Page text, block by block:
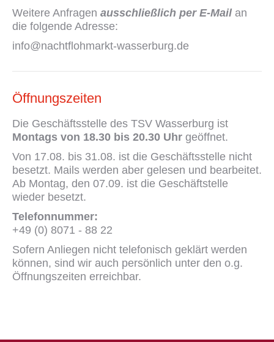
Weitere Anfragen ausschließlich per E-Mailan
die folgende Adresse:
info@nachtflohmarkt-wasserburg.de
Öffnungszeiten
Die Geschäftsstelle des TSV Wasserburg ist
Montags von 18.30 bis 20.30 Uhr geöffnet.
Von 17.08. bis 31.08. ist die Geschäftsstelle nicht
besetzt. Mails werden aber gelesen und bearbeitet.
Ab Montag, den 07.09. ist die Geschäftstelle
wieder besetzt.
Telefonnummer:
+49 (0) 8071 - 88 22
Sofern Anliegen nicht telefonisch geklärt werden
können, sind wir auch persönlich unter den o.g.
Öffnungszeiten erreichbar.